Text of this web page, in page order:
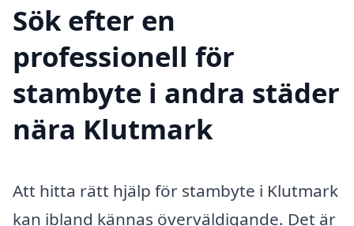
Sök efter en
professionell för
stambyte i andra städer
nära Klutmark
Att hitta rätt hjälp för stambyte i Klutmark
kan ibland kännas överväldigande. Det är